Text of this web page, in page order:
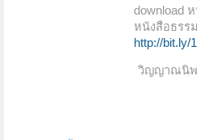
download
หนังสือธรร
http://bit.ly/
วิญญาณนิ